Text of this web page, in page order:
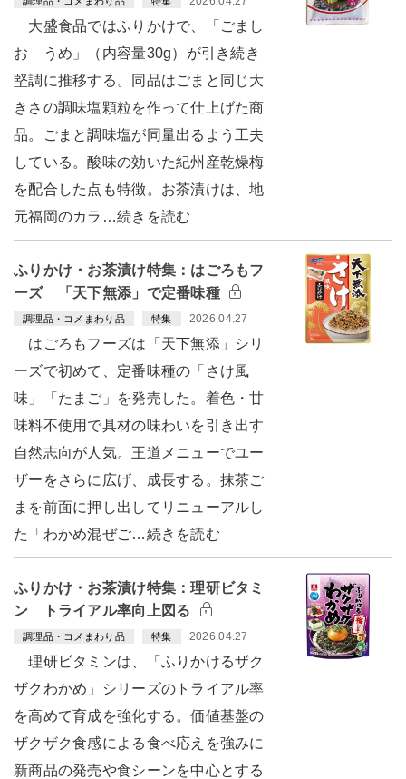
大盛食品ではふりかけで、「ごまし
お うめ」（内容量30g）が引き続き
堅調に推移する。同品はごまと同じ大
きさの調味塩顆粒を作って仕上げた商
品。ごまと調味塩が同量出るよう工夫
している。酸味の効いた紀州産乾燥梅
を配合した点も特徴。お茶漬けは、地
元福岡のカラ…続きを読む
ふりかけ・お茶漬け特集：はごろもフ
ーズ 「天下無添」で定番味種
調理品・コメまわり品 特集 2026.04.27
はごろもフーズは「天下無添」シリ
ーズで初めて、定番味種の「さけ風
味」「たまご」を発売した。着色・甘
味料不使用で具材の味わいを引き出す
自然志向が人気。王道メニューでユー
ザーをさらに広げ、成長する。抹茶ご
まを前面に押し出してリニューアルし
た「わかめ混ぜご…続きを読む
ふりかけ・お茶漬け特集：理研ビタミ
ン トライアル率向上図る
調理品・コメまわり品 特集 2026.04.27
理研ビタミンは、「ふりかけるザク
ザクわかめ」シリーズのトライアル率
を高めて育成を強化する。価値基盤の
ザクザク食感による食べ応えを強みに
新商品の発売や食シーンを中心とする